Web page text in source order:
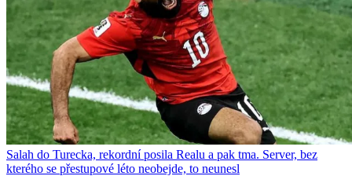
Salah do Turecka, rekordní posila Realu a pak tma. Server, bez
kterého se přestupové léto neobejde, to neunesl